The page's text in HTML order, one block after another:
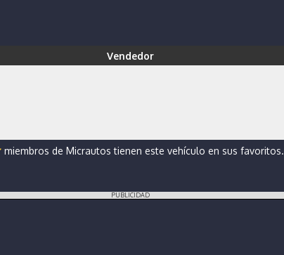
Vendedor
miembros de Micrautos tienen este vehículo en sus favoritos.
PUBLICIDAD